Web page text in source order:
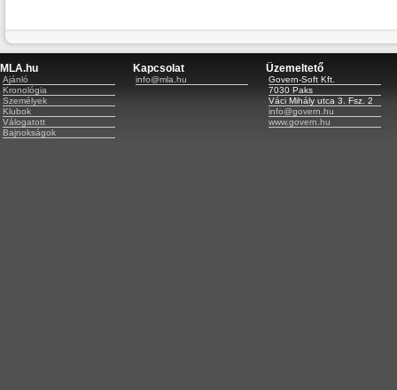
MLA.hu
Ajánló
Kronológia
Személyek
Klubok
Válogatott
Bajnokságok
Kapcsolat
info@mla.hu
Üzemeltető
Govern-Soft Kft.
7030 Paks
Váci Mihály utca 3. Fsz. 2
info@govern.hu
www.govern.hu